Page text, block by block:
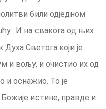
били одједном
И на свакога од њих
Духа Светога који је
и вољу, и очистио их од
и оснажио. То је
истине, правде и